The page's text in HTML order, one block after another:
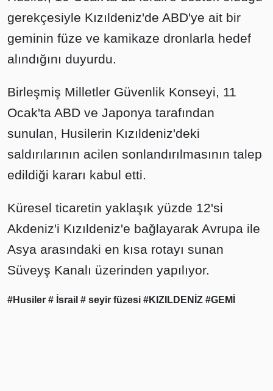
gerekçesiyle Kızıldeniz'de ABD'ye ait bir
geminin füze ve kamikaze dronlarla hedef
alındığını duyurdu.
Birleşmiş Milletler Güvenlik Konseyi, 11
Ocak'ta ABD ve Japonya tarafından
sunulan, Husilerin Kızıldeniz'deki
saldırılarının acilen sonlandırılmasının talep
edildiği kararı kabul etti.
Küresel ticaretin yaklaşık yüzde 12'si
Akdeniz'i Kızıldeniz'e bağlayarak Avrupa ile
Asya arasındaki en kısa rotayı sunan
Süveyş Kanalı üzerinden yapılıyor.
#Husiler # İsrail # seyir füzesi #KIZILDENİZ #GEMİ